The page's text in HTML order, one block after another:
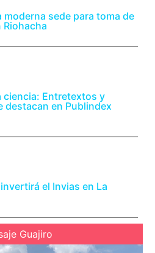
moderna sede para toma de
Riohacha
ciencia: Entretextos y
destacan en Publindex
el Invias en La
Guajiro